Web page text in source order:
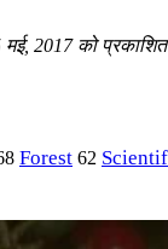
5 मई, 2017 को
Forest 62